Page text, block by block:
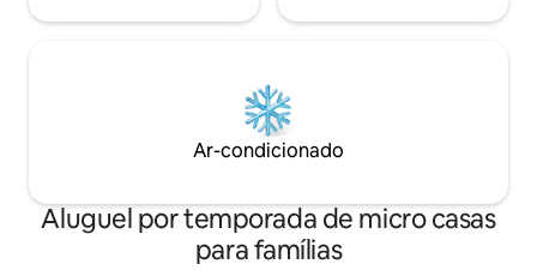
Ar-condicionado
Aluguel por temporada de micro casas
para famílias